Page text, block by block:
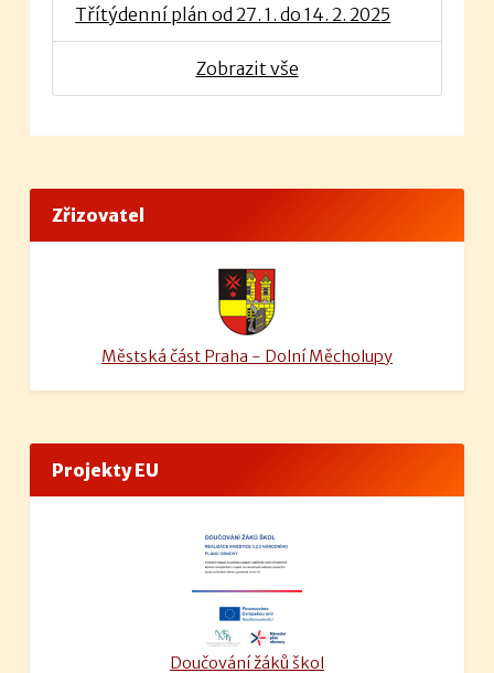
Třítýdenní plán od 27. 1. do 14. 2. 2025
Zobrazit vše
Zřizovatel
Městská část Praha - Dolní Měcholupy
Projekty EU
Doučování žáků škol